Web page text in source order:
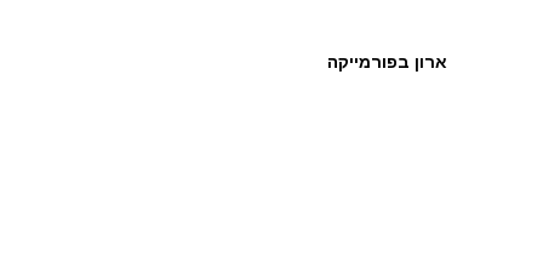
ארון בפורמייקה